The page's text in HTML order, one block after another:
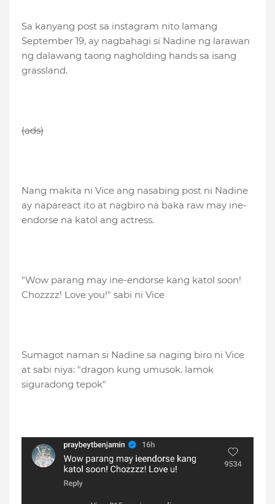
Sa kanyang post sa instagram nito lamang
September 19, ay nagbahagi si Nadine ng larawan
ng dalawang taong nagholding hands sa isang
grassland.
(ads)
Nang makita ni Vice ang nasabing post ni Nadine
ay napareact ito at nagbiro na baka raw may ine-
endorse na katol ang actress.
"Wow parang may ine-endorse kang katol soon!
Chozzzz! Love you!" sabi ni Vice
Sumagot naman si Nadine sa naging biro ni Vice
at sabi niya: "dragon kung umusok. lamok
siguradong tepok"